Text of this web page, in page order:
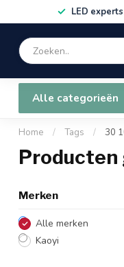
LED experts
Alle categorieën
Home / Tags / 30
Merken
Alle merken
Kaoyi